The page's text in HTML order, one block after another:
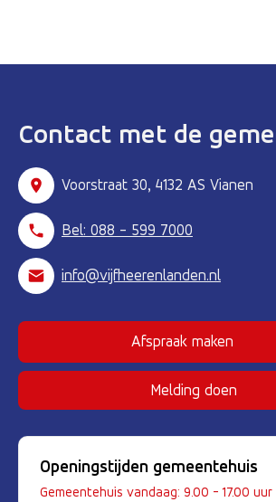
Contact met de
Voorstraat 30, 4132 AS Vianen
Bel: 088 - 599 7000
info@vijfheerenlanden.nl
Afspraak maken
(Deze link
Melding doen
Openingstijden gemeentehuis
Gemeentehuis vandaag: 9.00 - 17.00 uur